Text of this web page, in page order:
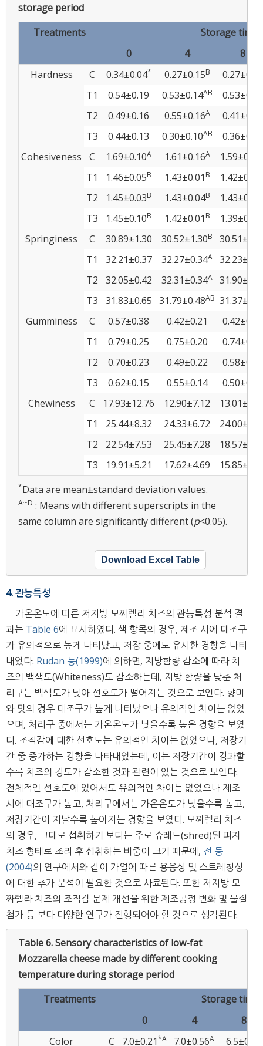
storage period
Treatments
Storage time
0
4
8
Hardness
C 0.34±0.04* 0.27±0.15B
0.27±0.19
T1
0.54±0.19 0.53±0.14AB
0.53±0.19
T2
0.49±0.16 0.55±0.16A
0.41±0.13
T3
0.44±0.13 0.30±0.10AB
0.36±0.18
Cohesiveness
C 1.69±0.10A 1.61±0.16A 1.59±0.13
T1 1.46±0.05B 1.43±0.01 B 1.42±0.04
T2 1.45±0.03B 1.43±0.04B 1.43±0.05
T3 1.45±0.10B 1.42±0.01 B 1.39±0.03
Springiness C 30.89±1.30 30.52±1.30B
T1
32.21±0.37 32.27±0.34A
T2
32.05±0.42 32.31±0.34A
T3
31.83±0.65 31.79±0.48AB
Gumminess
C 0.57±0.38 0.42±0.21
0.42±0.07
T1
0.79±0.25 0.75±0.20
0.74±0.05
T2
0.70±0.23 0.49±0.22
0.58±0.16
T3
0.62±0.15 0.55±0.14
0.50±0.24
Chewiness
C 17.93±12.76 12.90±7.12
T1
25.44±8.32 24.33±6.72
T2
22.54±7.53 25.45±7.28
T3
19.91±5.21 17.62±4.69
*Data are mean±standard deviation values.
A~D : Means with different superscripts in the
same column are significantly different (p<0.05).
Download Excel Table
4. 관능특성
가온온도에 따른 저지방 모짜렐라 치즈의 관능특성 분석 결
과는 Table 6에 표시하였다. 색 항목의 경우, 제조 시에 대조구
가 유의적으로 높게 나타났고, 저장 중에도 유사한 경향을 나타
내었다. Rudan 등(1999)에 의하면, 지방함량 감소에 따라 치
즈의 백색도(Whiteness)도 감소하는데, 지방 함량을 낮춘 처
리구는 백색도가 낮아 선호도가 떨어지는 것으로 보인다. 향미
와 맛의 경우 대조구가 높게 나타났으나 유의적인 차이는 없었
으며, 처리구 중에서는 가온온도가 낮을수록 높은 경향을 보였
다. 조직감에 대한 선호도는 유의적인 차이는 없었으나, 저장기
간 중 증가하는 경향을 나타내었는데, 이는 저장기간이 경과할
수록 치즈의 경도가 감소한 것과 관련이 있는 것으로 보인다.
전체적인 선호도에 있어서도 유의적인 차이는 없었으나 제조
시에 대조구가 높고, 처리구에서는 가온온도가 낮을수록 높고,
저장기간이 지날수록 높아지는 경향을 보였다. 모짜렐라 치즈
의 경우, 그대로 섭취하기 보다는 주로 슈레드(shred)된 피자
치즈 형태로 조리 후 섭취하는 비중이 크기 때문에, 전 등
(2004)의 연구에서와 같이 가열에 따른 용융성 및 스트레칭성
에 대한 추가 분석이 필요한 것으로 사료된다. 또한 저지방 모
짜렐라 치즈의 조직감 문제 개선을 위한 제조공정 변화 및 물질
첨가 등 보다 다양한 연구가 진행되어야 할 것으로 생각된다.
Table 6.Sensory characteristics of low-fat
Mozzarella cheese made by different cooking
temperature during storage period
Treatments
Storage time
0
4
8
Color
C 7.0±0.21*A 7.0±0.56A 6.5±0.76